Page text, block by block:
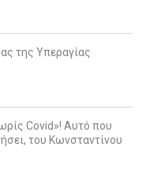
της Υπεραγίας
Covid»! Αυτό που
του Κωνσταντίνου